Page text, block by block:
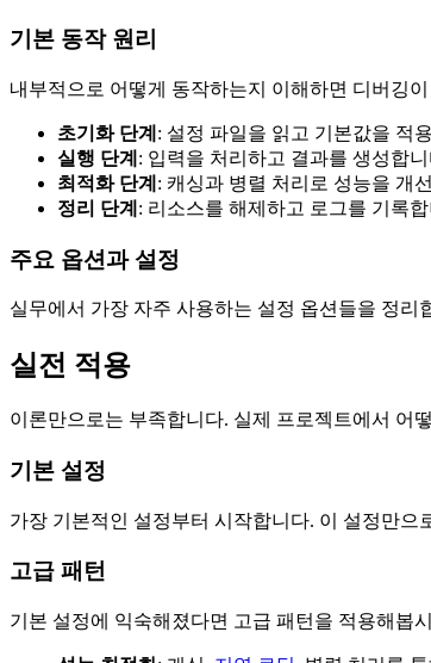
기본 동작 원리
내부적으로 어떻게 동작하는지 이해하면 디버깅
초기화 단계 : 설정 파일을 읽고 기본값을 적
실행 단계 : 입력을 처리하고 결과를 생성합
최적화 단계 : 캐싱과 병렬 처리로 성능을 개
정리 단계 : 리소스를 해제하고 로그를 기록
주요 옵션과 설정
실무에서 가장 자주 사용하는 설정 옵션들을 정
실전 적용
이론만으로는 부족합니다. 실제 프로젝트에서 어
기본 설정
가장 기본적인 설정부터 시작합니다. 이 설정만
고급 패턴
기본 설정에 익숙해졌다면 고급 패턴을 적용해봅